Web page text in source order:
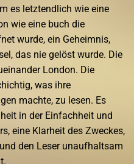
es letztendlich wie eine
wie eine buch die
wurde, ein Geheimnis,
das nie gelöst wurde. Die
London. Die
was ihre
machte, zu lesen. Es
in der Einfachheit und
eine Klarheit des Zweckes,
den Leser unaufhaltsam